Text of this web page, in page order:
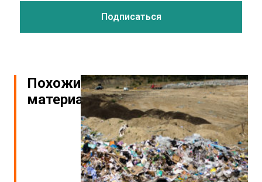
Похожие
материалы